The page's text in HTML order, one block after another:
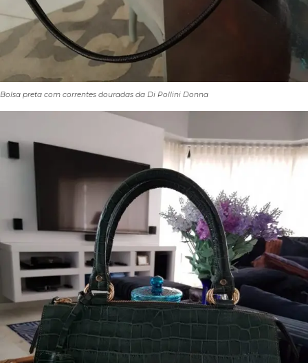
Bolsa preta com correntes douradas da Di Pollini Donna